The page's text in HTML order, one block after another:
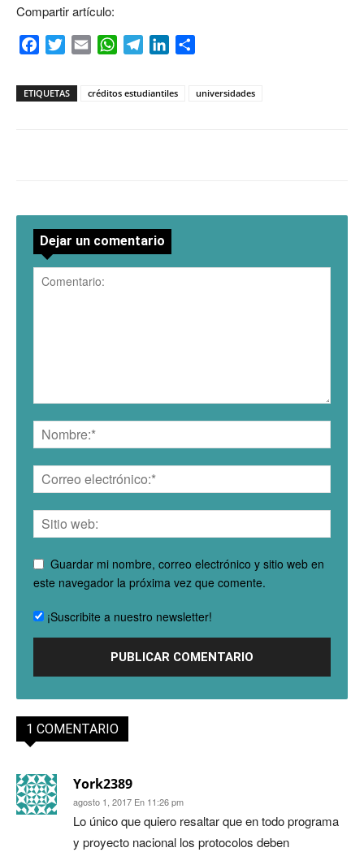
Compartir artículo:
FacebookTwitterEmail WhatsAppTelegramLinkedIn
ETIQUETAS créditos estudiantiles universidades
1 COMENTARIO
York2389
agosto 1, 2017 En 11:26 pm
Lo único que quiero resaltar que en todo programa
y proyecto nacional los protocolos deben
Dejar un comentario
Guardar mi nombre, correo electrónico y sitio web en
este navegador la próxima vez que comente.
¡Suscribite a nuestro newsletter!